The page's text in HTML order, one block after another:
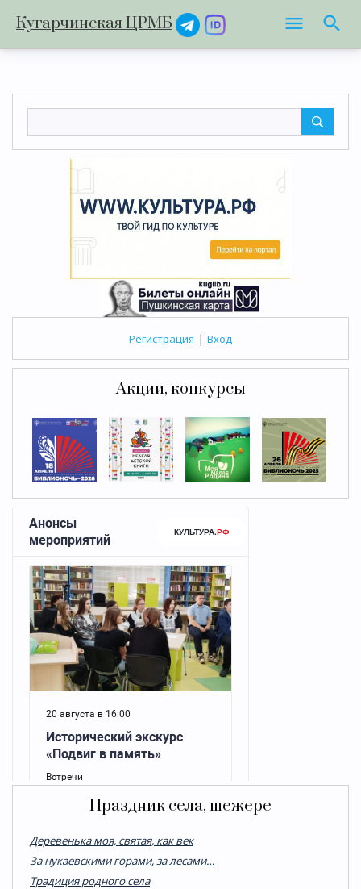
Кугарчинская ЦРМБ
Регистрация | Вход
Акции, конкурсы
Праздник села, шежере
Деревенька моя, святая, как век
За нукаевскими горами, за лесами…
Традиция родного села